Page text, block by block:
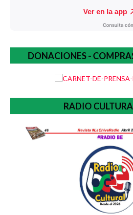
DONACIONES -
RADIO